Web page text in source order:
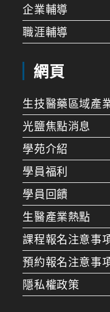
企業輔導
職涯輔導
網頁
生技醫藥區域產
光鹽焦點消息
學苑介紹
學員福利
學員回饋
生醫產業熱點
課程報名注意事
預約報名注意事
隱私權政策